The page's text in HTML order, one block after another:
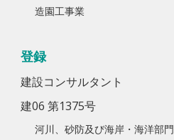
造園工事業
登録
建設コンサルタント
建06 第1375号
河川、砂防及び海岸・海洋部門